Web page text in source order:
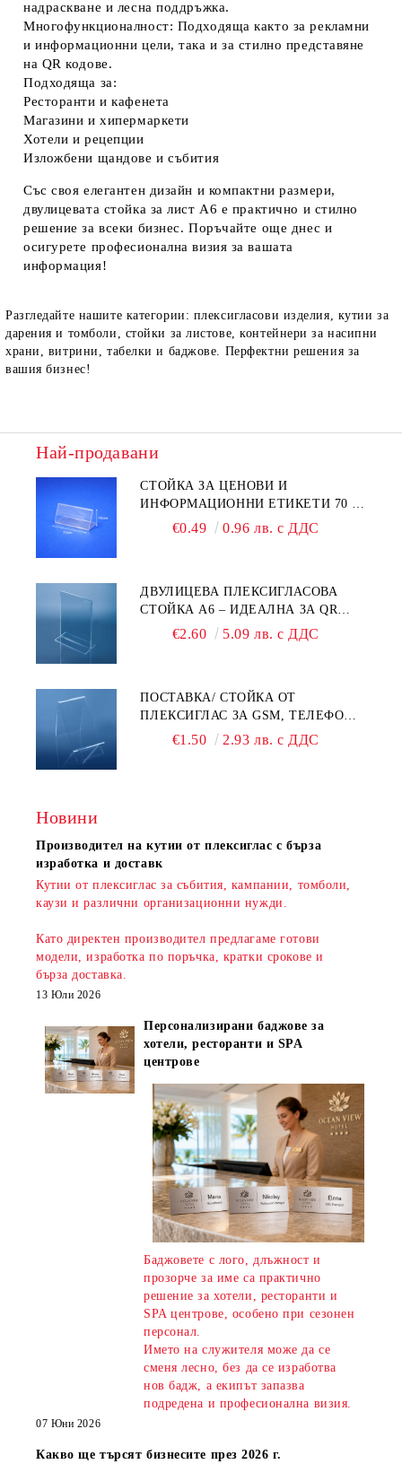
надраскване и лесна поддръжка.
Многофункционалност: Подходяща както за рекламни
и информационни цели, така и за стилно представяне
на QR кодове.
Подходяща за:
Ресторанти и кафенета
Магазини и хипермаркети
Хотели и рецепции
Изложбени щандове и събития
Със своя елегантен дизайн и компактни размери,
двулицевата стойка за лист A6 е практично и стилно
решение за всеки бизнес. Поръчайте още днес и
осигурете професионална визия за вашата
информация!
Разгледайте нашите категории: плексигласови изделия, кутии за
дарения и томболи, стойки за листове, контейнери за насипни
храни, витрини, табелки и баджове. Перфектни решения за
вашия бизнес!
Най-продавани
СТОЙКА ЗА ЦЕНОВИ И
ИНФОРМАЦИОННИ ЕТИКЕТИ 70 ×
40 ММ – ПРОЗРАЧНА
€0.49 0.96 лв. с ДДС
ДВУЛИЦЕВА ПЛЕКСИГЛАСОВА
СТОЙКА A6 – ИДЕАЛНА ЗА QR
КОДОВЕ И РЕКЛАМИ
€2.60 5.09 лв. с ДДС
ПОСТАВКА/ СТОЙКА ОТ
ПЛЕКСИГЛАС ЗА GSM, ТЕЛЕФОН,
СМАРТФОН И АКСЕСОАРИ ЗА ТЯХ
€1.50 2.93 лв. с ДДС
Новини
Производител на кутии от плексиглас с бърза
изработка и доставк
Кутии от плексиглас за събития, кампании, томболи,
каузи и различни организационни нужди.
Като директен производител предлагаме готови
модели, изработка по поръчка, кратки срокове и
бърза доставка.
13 Юли 2026
Персонализирани баджове за
хотели, ресторанти и SPA
центрове
Баджовете с лого, длъжност и
прозорче за име са практично
решение за хотели, ресторанти и
SPA центрове, особено при сезонен
персонал.
Името на служителя може да се
сменя лесно, без да се изработва
нов бадж, а екипът запазва
подредена и професионална визия.
07 Юни 2026
Какво ще търсят бизнесите през 2026 г.